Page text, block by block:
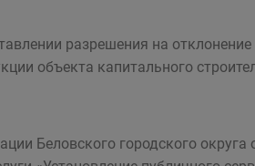
разрешения на отклонение
объекта капитального
Беловского городского округа